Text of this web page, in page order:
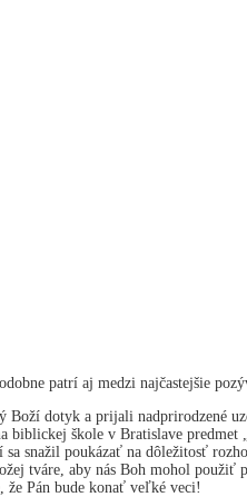
patrí aj medzi najčastejšie
dotyk a prijali nadprirodzené
škole v Bratislave
snažil poukázať na dôležitosť
tváre, aby nás Boh mohol použiť
že Pán bude konať veľké veci!